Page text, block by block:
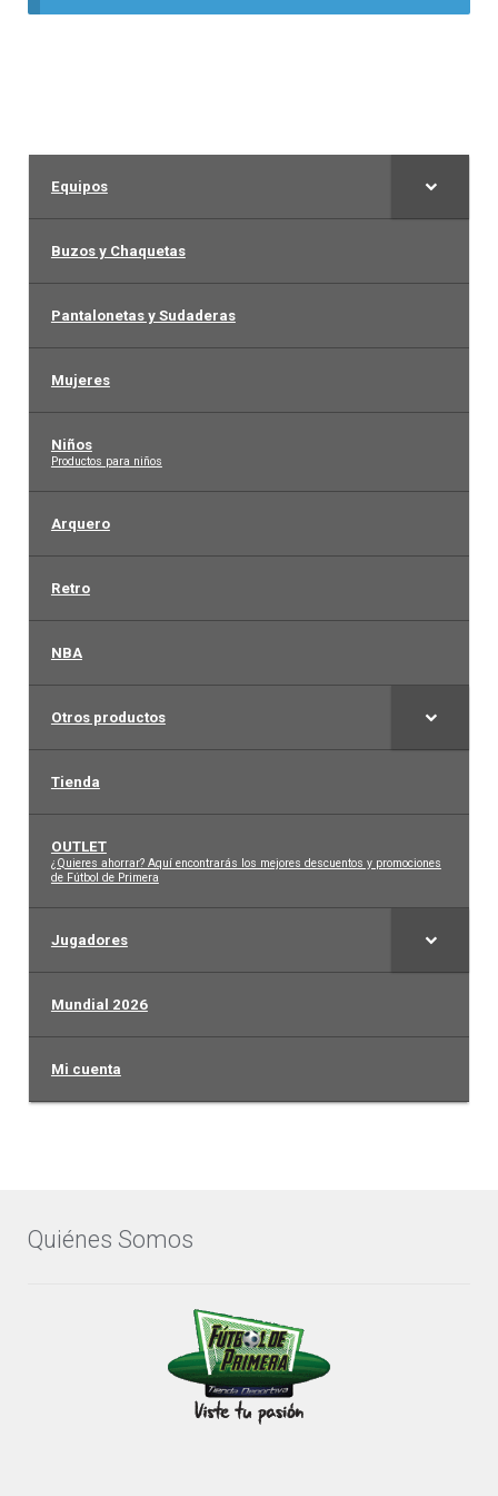
Pantalonetas y sudaderas
Arquero
Mujeres
Niños
Otros productos
OUTLET
Equipos
Buzos y Chaquetas
Pantalonetas y Sudaderas
Mujeres
Niños
–
Productos para niños
Arquero
Retro
NBA
Otros productos
Tienda
OUTLET
–
¿Quieres ahorrar? Aquí encontrarás los mejores descuentos y promociones
de Fútbol de Primera
Jugadores
Mundial 2026
Mi cuenta
Quiénes Somos